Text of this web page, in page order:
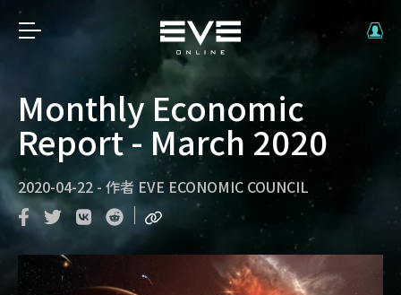
Monthly Economic
Report - March 2020
2020-04-22 - 作者 EVE ECONOMIC COUNCIL